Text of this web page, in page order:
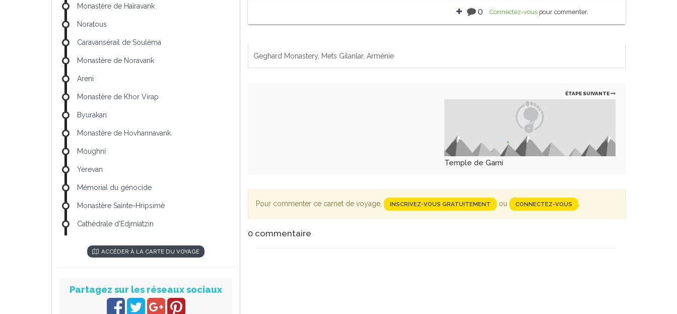
0 Connectez-vous pour commenter.
Geghard Monastery, Mets Gilanlar, Arménie
ÉTAPE SUIVANTE
Temple de Garni
Pour commenter ce carnet de voyage, INSCRIVEZ-VOUS GRATUITEMENT ou CONNECTEZ-VOUS
0 commentaire
Monastère de Haïravank
Noratous
Caravansérail de Soulèma
Monastère de Noravank
Areni
Monastère de Khor Virap
Byurakan
Monastère de Hovhannavank.
Moughni
Yerevan
Mémorial du génocide
Monastère Sainte-Hripsimè
Cathédrale d'Edjmiatzin
ACCÉDER À LA CARTE DU VOYAGE
Partagez sur les réseaux sociaux